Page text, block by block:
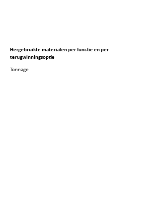
Hergebruikte materialen per functie en per
terugwinningsoptie
Tonnage